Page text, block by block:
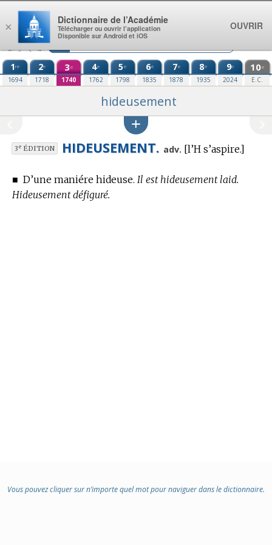
Aller au contenu
1re
1694
2e
1718
3e
1740
4e
1762
5e
1798
6e
1835
7e
1878
8e
1935
9e
2024
10e
E.C.
hideusement
3eÉDITION HIDEUSEMENT. adv. [l’H s’aspire.]
■ D’une maniére hideuse. Il est hideusement laid.
Hideusement défiguré.
Vous pouvez cliquer sur n’importe quel mot pour naviguer dans le dictionnaire.
×
Dictionnaire de l’Académie
Télécharger ou ouvrir l’application
Disponible sur Android et iOS
OUVRIR